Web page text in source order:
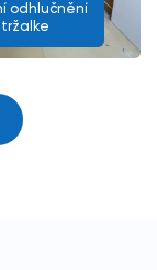
odhlučnění